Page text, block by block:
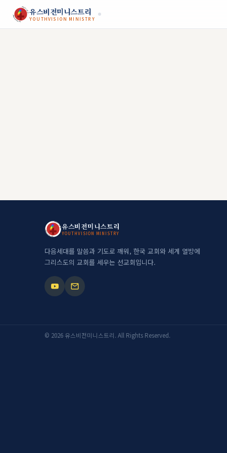
JESUS MY SAVIOR
YOUTHVISION MINISTRY
유스비전미니스트리
YOUTHVISION MINISTRY
JESUS MY SAVIOR
YOUTHVISION MINISTRY
유스비전미니스트리
YOUTHVISION MINISTRY
다음세대를 말씀과 기도로 깨워, 한국 교회와 세계 열방에
그리스도의 교회를 세우는 선교회입니다.
© 2026 유스비전미니스트리. All Rights Reserved.